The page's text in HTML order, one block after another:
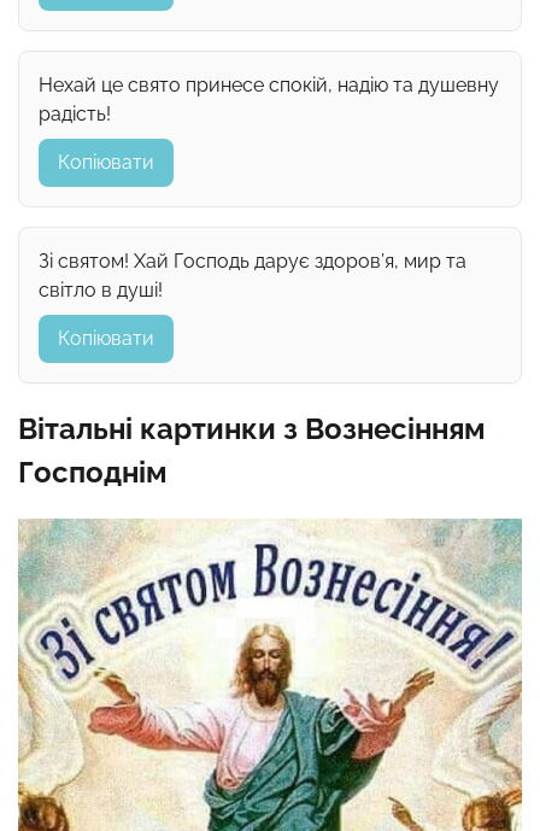
Нехай це свято принесе спокій, надію та душевну
радість!
Копіювати
Зі святом! Хай Господь дарує здоров’я, мир та
світло в душі!
Копіювати
Вітальні картинки з Вознесінням
Господнім